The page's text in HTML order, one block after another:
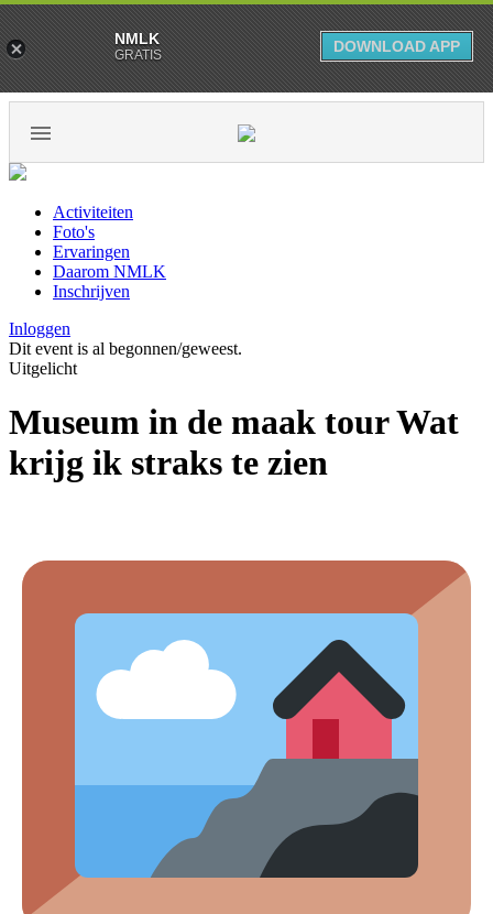
Activiteiten
Foto's
Ervaringen
Daarom NMLK
Inschrijven
Inloggen
Dit event is al begonnen/geweest.
Uitgelicht
Museum in de maak tour Wat
krijg ik straks te zien
NMLK
GRATIS DOWNLOAD APP